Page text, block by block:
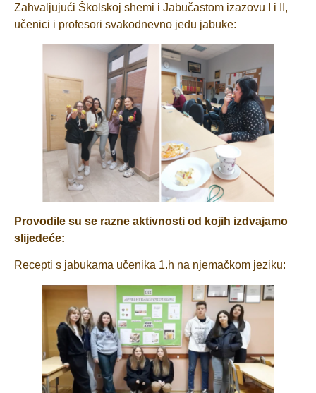
Zahvaljujući Školskoj shemi i Jabučastom izazovu I i II,
učenici i profesori svakodnevno jedu jabuke:
Provodile su se razne aktivnosti od kojih izdvajamo
slijedeće:
Recepti s jabukama učenika 1.h na njemačkom jeziku: